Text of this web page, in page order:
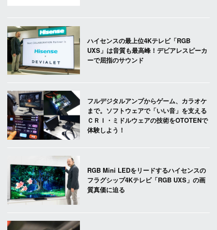
ハイセンスの最上位4Kテレビ「RGB
UXS」は音質も最高峰！デビアレスピーカ
ーで屈指のサウンド
フルデジタルアンプからゲーム、カラオケ
まで。ソフトウェアで「いい音」を支える
ＣＲＩ・ミドルウェアの技術をOTOTENで
体験しよう！
RGB Mini LEDをリードするハイセンスの
フラグシップ4Kテレビ「RGB UXS」の画
質真価に迫る